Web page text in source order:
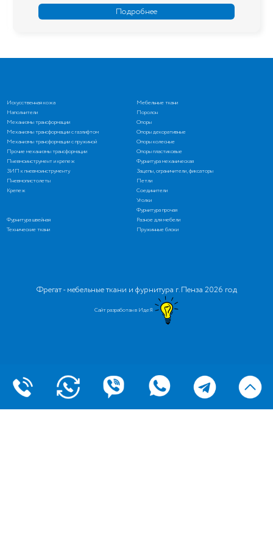
Подробнее
Искусственная кожа
Мебельные ткани
Наполнители
Поролон
Механизмы трансформации
Механизмы трансформации с газлифтом
Механизмы трансформации с пружиной
Прочие механизмы трансформации
Опоры
Опоры декоративные
Опоры колесные
Опоры пластиковые
Пневмоинструмент и крепеж
ЗИП к пневмоинструменту
Пневмопистолеты
Крепеж
Фурнитура механическая
Зацепы, ограничители, фиксаторы
Петли
Соединители
Уголки
Фурнитура прочая
Фурнитура швейная
Разное для мебели
Технические ткани
Пружинные блоки
Фрегат - мебельные ткани и фурнитура г. Пенза 2026 год
Сайт разработан в ИдеЯ